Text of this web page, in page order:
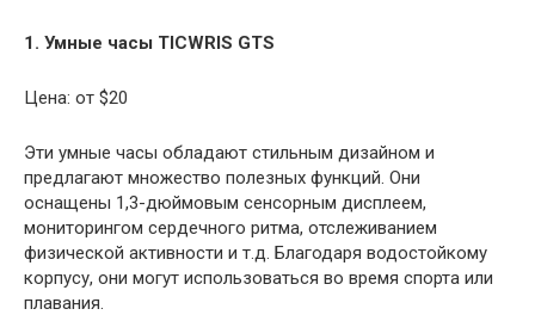
1. Умные часы TICWRIS GTS
Цена: от $20
Эти умные часы обладают стильным дизайном и
предлагают множество полезных функций. Они
оснащены 1,3-дюймовым сенсорным дисплеем,
мониторингом сердечного ритма, отслеживанием
физической активности и т.д. Благодаря водостойкому
корпусу, они могут использоваться во время спорта или
плавания.